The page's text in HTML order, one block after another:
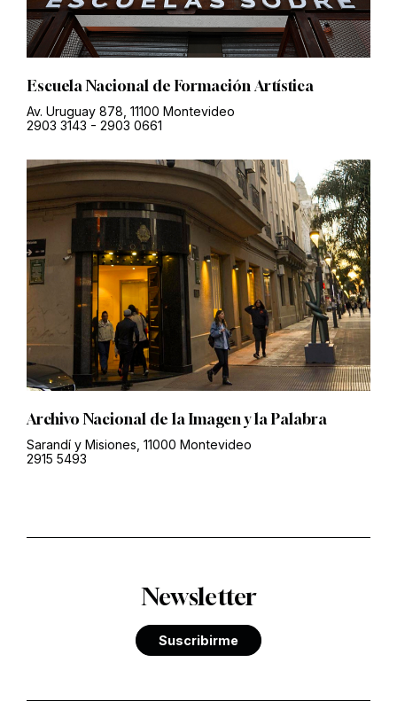
Escuela Nacional de Formación Artística
Av. Uruguay 878, 11100 Montevideo
2903 3143 - 2903 0661
Archivo Nacional de la Imagen y la Palabra
Sarandí y Misiones, 11000 Montevideo
2915 5493
Newsletter
Suscribirme